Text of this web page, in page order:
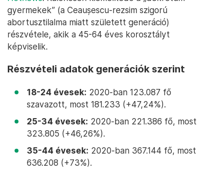
gyermekek” (a Ceaușescu-rezsim szigorú
abortusztilalma miatt született generáció)
részvétele, akik a 45-64 éves korosztályt
képviselik.
Részvételi adatok generációk szerint
18-24 évesek: 2020-ban 123.087 fő
szavazott, most 181.233 (+47,24%).
25-34 évesek: 2020-ban 221.386 fő, most
323.805 (+46,26%).
35-44 évesek: 2020-ban 367.144 fő, most
636.208 (+73%).